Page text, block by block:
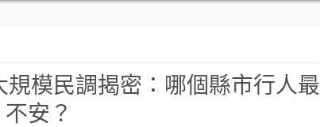
模民調揭密：哪個縣市行人最
不安？